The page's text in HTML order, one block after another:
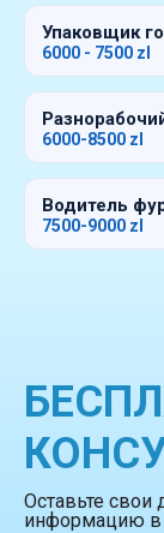
Упаковщик
6000 - 7500 zl
6000-8500 zl
Водитель
7500-9000 zl
Оставьте свои
информацию в